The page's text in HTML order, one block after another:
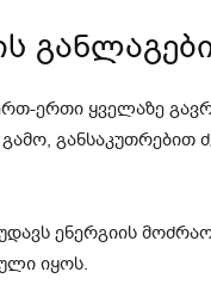
ერთი ყველაზე
გამო,
ენერგიის
იყოს.